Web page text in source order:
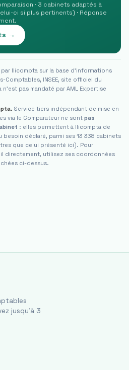
· 3 cabinets adaptés à
ci si plus pertinents) · Réponse
→
par Ilicompta sur la base d'informations
Comptables, INSEE, site officiel du
pas mandaté par AML Expertise
Service tiers indépendant de mise en
via le Comparateur ne sont pas
: elles permettent à Ilicompta de
déclaré, parmi ses 13 338 cabinets
que celui présenté ici). Pour
directement, utilisez ses coordonnées
ci-dessus.
jusqu'à 3